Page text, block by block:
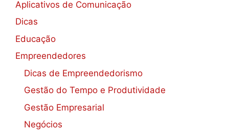
Aplicativos de Comunicação
Dicas
Educação
Empreendedores
Dicas de Empreendedorismo
Gestão do Tempo e Produtividade
Gestão Empresarial
Negócios